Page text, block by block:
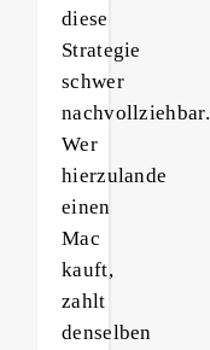
diese
Strategie
schwer
nachvollziehbar.
Wer
hierzulande
einen
Mac
kauft,
zahlt
denselben